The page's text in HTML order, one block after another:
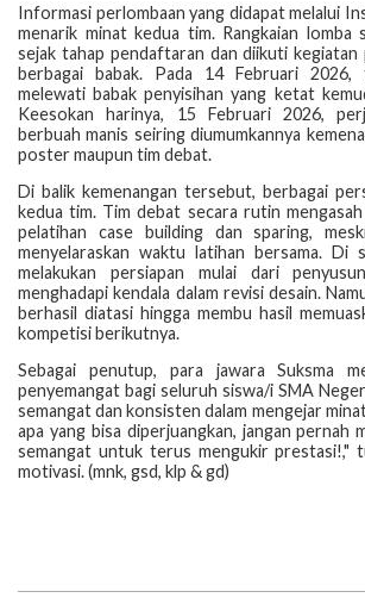
Informasi perlombaan yang didapat melalui
menarik minat kedua tim. Rangkaian lomba
sejak tahap pendaftaran dan diikuti kegiatan
berbagai babak. Pada 14 Februari
melewati babak penyisihan yang ketat
Keesokan harinya, 15 Februari 2026,
berbuah manis seiring diumumkannya
poster maupun tim debat.
Di balik kemenangan tersebut, berbagai
kedua tim. Tim debat secara rutin mengasah
pelatihan case building dan sparing,
menyelaraskan waktu latihan bersama.
melakukan persiapan mulai dari
menghadapi kendala dalam revisi desain.
berhasil diatasi hingga membu hasil
kompetisi berikutnya.
Sebagai penutup, para jawara Suksma
penyemangat bagi seluruh siswa/i SMA
semangat dan konsisten dalam mengejar
apa yang bisa diperjuangkan, jangan pernah
semangat untuk terus mengukir prestasi!,"
motivasi. (mnk, gsd, klp & gd)